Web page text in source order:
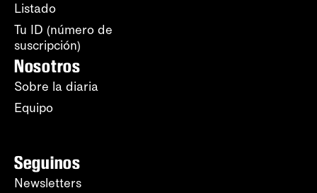
Listado
Tu ID (número de
suscripción)
Nosotros
Sobre la diaria
Equipo
Seguinos
Newsletters